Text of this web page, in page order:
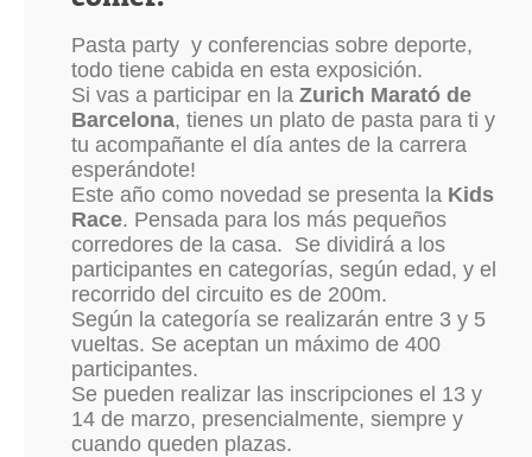
Pasta party y conferencias sobre deporte,
todo tiene cabida en esta exposición.
Si vas a participar en la Zurich Marató de
Barcelona, tienes un plato de pasta para ti y
tu acompañante el día antes de la carrera
esperándote!
Este año como novedad se presenta la Kids
Race. Pensada para los más pequeños
corredores de la casa. Se dividirá a los
participantes en categorías, según edad, y el
recorrido del circuito es de 200m.
Según la categoría se realizarán entre 3 y 5
vueltas. Se aceptan un máximo de 400
participantes.
Se pueden realizar las inscripciones el 13 y
14 de marzo, presencialmente, siempre y
cuando queden plazas.